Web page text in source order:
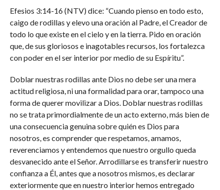
Efesios 3:14-16 (NTV) dice: “Cuando pienso en todo esto,
caigo de rodillas y elevo una oración al Padre, el Creador de
todo lo que existe en el cielo y en la tierra. Pido en oración
que, de sus gloriosos e inagotables recursos, los fortalezca
con poder en el ser interior por medio de su Espíritu”.
Doblar nuestras rodillas ante Dios no debe ser una mera
actitud religiosa, ni una formalidad para orar, tampoco una
forma de querer movilizar a Dios. Doblar nuestras rodillas
no se trata primordialmente de un acto externo, más bien de
una consecuencia genuina sobre quién es Dios para
nosotros, es comprender que respetamos, amamos,
reverenciamos y entendemos que nuestro orgullo queda
desvanecido ante el Señor. Arrodillarse es transferir nuestro
confianza a Él, antes que a nosotros mismos, es declarar
exteriormente que en nuestro interior hemos entregado